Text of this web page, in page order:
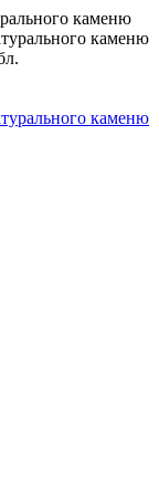
каменю